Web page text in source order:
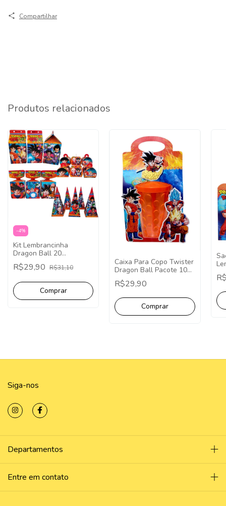
Compartilhar
Produtos relacionados
-4%
Kit Lembrancinha
Dragon Ball 20
Caixinhas Festa Fácil
Decoração
R$29,90 R$31,10
Caixa Para Copo Twister
Dragon Ball Pacote 10
Unidades Lembrancinha
Gradon Ball
R$29,90
Siga-nos
Departamentos
Entre em contato